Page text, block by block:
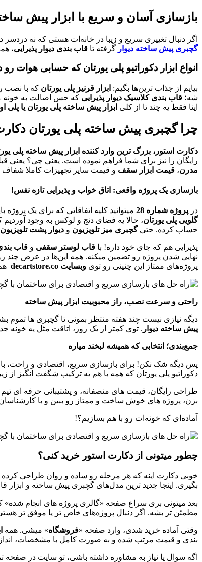
بازسازی آسان و سریع با ابزار پیش
اگر دنبال تغییری سریع و زیبا در خانه‌ات هستی که نه
گچبری پیش ساخته دیوار گرفته تا قاب بندی دیوار پذیرایی،
انواع ابزار دکوراتیو پلی یورتان که حسابی هوات رو
بیایم از جذاب ‌ترین‌ها بگیم: ابزار قرنیز پلی یورتان که با نصب
شه؛ قاب بندی کلاسیک دیوار پذیرایی که حس اصالت به خونه
اینا فقط یه چند تا از کلی ابزار پیش ساخته پلی یورتان‌ یا پلی
چرا گچبری پیش ساخته پلی یورتان
دکارت استور، بزرگ ‌ترین وارد کننده ابزار پیش ساخته پلی
رایگان را نیز برای شما فراهم نموده است. یعنی چی؟ یعنی
مدرن، قیمت ابزار سقف و قیمت سایر تجهیزات کاملا
بازسازی یک پروژه واقعی: اتاق خواب و پذیرایی تازه نفس!
در پروژه شماره 28 میتوانید کلیه اتفاقاتی که برای یک
گلویی پلی یورتان، حالا یه فضای دنج و لوکس به وجود آوردیم
حساب کرده. حتی گچبری میز تلویزیون و دیوار پشت تلویزیون
پذیرایی هم که جای خود داره! با قاب لوستر سقفی و قاب
نهایی شدن پروژه رو تضمین میکنه. همه این‌ها در عرض چند
پروژه‌های ممتاز این ‌چنینی رو توی وبسایت decartstore.co
راحتی و سرعت نصب، راز محبوبیت ابزار پیش ساخته
دیگه نیازی نیست چند هفته منتظر بمونی تا گچبری ‌ها تموم
پیش ساخته دیوار . توی کمتر از یک روز، اتاقت مثل یه
جمع‌بندی؛ انتخابی که همیشه لبخند میاره
پس دیگه شک نکن! برای بازسازی سریع، اقتصادی و راحت، با
دکوراتیو پلی یورتان که همه با هم یه ترکیب شگفت‌ انگیز از
طراحی رایگان، قیمت‌ های منصفانه، و پشتیبانی حرفه ‌ای
بزن، پروژه‌ های خوش ‌ساخت و ممتاز رو ببین و با
آماده‌ای که خونه‌ات رو با هم بسازیم؟!
چطور میتونی از دکارت استور خرید کنی؟
خوبی دکارت اینه که هر مرحله رو ساده و روان طراحی کرده
بگیری. اینجا جدید ترین مدل‌های گچبری پیش ساخته و
بعد میتونی بری سراغ صفحه «گالری پروژه های انجام شده»
مطمئن ‌تر بشه. اگر دنبال پروژه‌های خاص ‌تر یا موفق ‌تر
وقتی آماده خرید شدی، وارد صفحه «فروشگاه» میشی. همه
بندی و قیمت مرتب شده و به صورت کامل با مشخصات،
اگه سوال یا نیاز به مشاوره داشته باشی، تو سایت در